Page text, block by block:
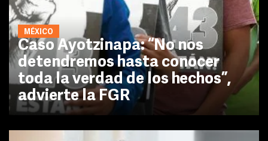
MÉXICO
Caso Ayotzinapa: “No nos
detendremos hasta conocer
toda la verdad de los hechos”,
advierte la FGR